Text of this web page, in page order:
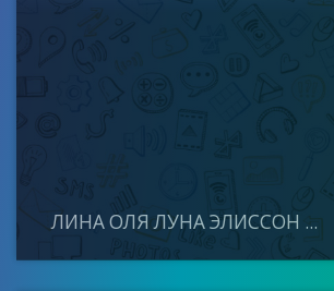
ЛИНА ОЛЯ ЛУНА ЭЛИССОН ...